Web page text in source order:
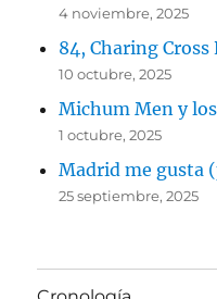
4 noviembre, 2025
84, Charing Cross
10 octubre, 2025
Michum Men y
1 octubre, 2025
Madrid me gusta
25 septiembre, 2025